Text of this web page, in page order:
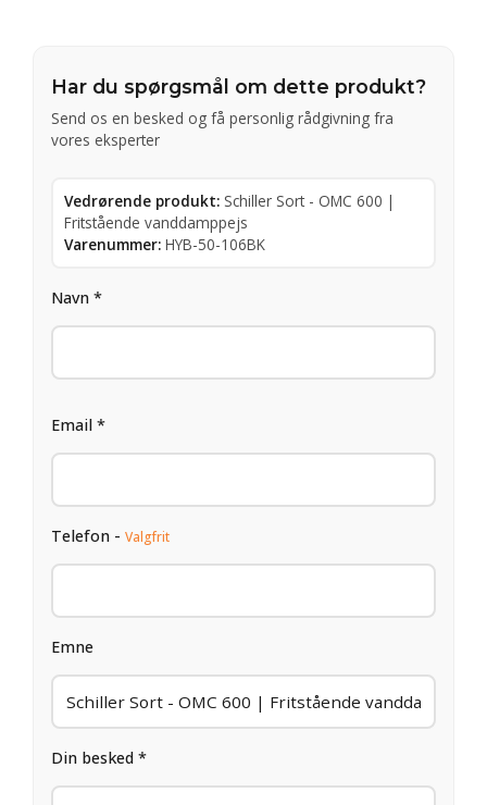
Har du spørgsmål om dette produkt?
Send os en besked og få personlig rådgivning fra
vores eksperter
Vedrørende produkt: Schiller Sort - OMC 600 |
Fritstående vanddamppejs
Varenummer: HYB-50-106BK
Navn *
Email *
Telefon - Valgfrit
Emne
Din besked *